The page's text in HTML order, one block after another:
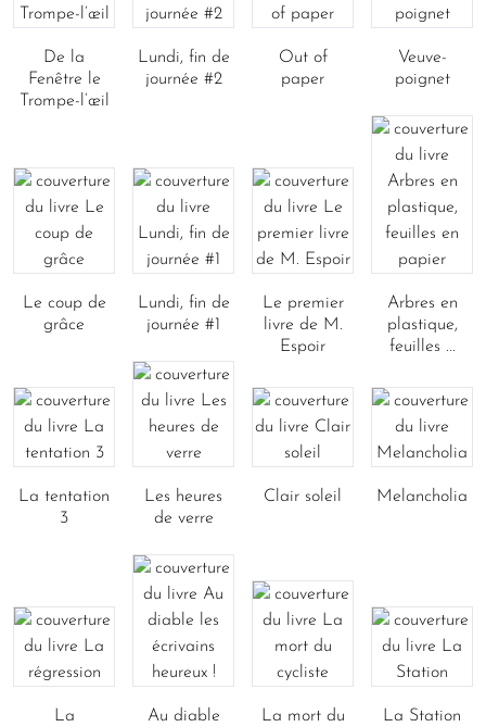
De la
Fenêtre le
Trompe-l’œil
Lundi, fin de
journée #2
Out of
paper
Veuve-
poignet
Le coup de
grâce
Lundi, fin de
journée #1
Le premier
livre de M.
Espoir
Arbres en
plastique,
feuilles ...
La tentation
3
Les heures
de verre
Clair soleil Melancholia
La
Au diable
La mort du
La Station